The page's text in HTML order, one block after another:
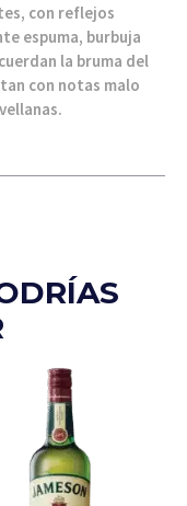
con reflejos
espuma, burbuja
la bruma del
con notas malo